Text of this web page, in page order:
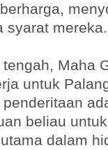
syarat mereka.
Maha
untuk
beliau
dalam